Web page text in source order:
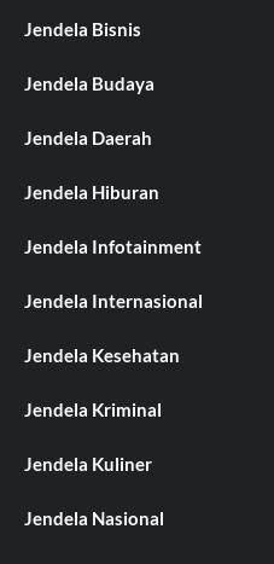
Jendela Bisnis
Jendela Budaya
Jendela Daerah
Jendela Hiburan
Jendela Infotainment
Jendela Internasional
Jendela Kesehatan
Jendela Kriminal
Jendela Kuliner
Jendela Nasional